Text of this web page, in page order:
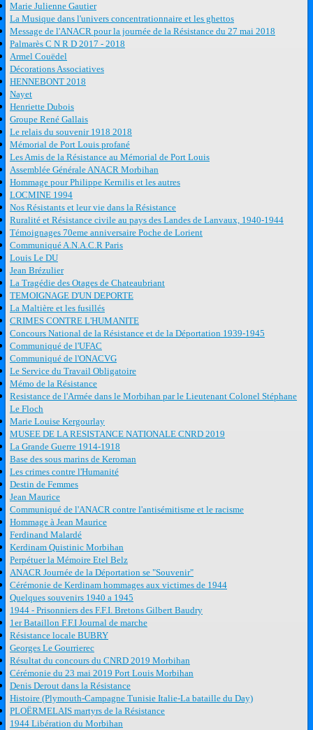
Marie Julienne Gautier
La Musique dans l'univers concentrationnaire et les ghettos
Message de l'ANACR pour la journée de la Résistance du 27 mai 2018
Palmarès C N R D 2017 - 2018
Armel Couëdel
Décorations Associatives
HENNEBONT 2018
Nayet
Henriette Dubois
Groupe René Gallais
Le relais du souvenir 1918 2018
Mémorial de Port Louis profané
Les Amis de la Résistance au Mémorial de Port Louis
Assemblée Générale ANACR Morbihan
Hommage pour Philippe Kernilis et les autres
LOCMINE 1994
Nos Résistants et leur vie dans la Résistance
Ruralité et Résistance civile au pays des Landes de Lanvaux, 1940-1944
Témoignages 70eme anniversaire Poche de Lorient
Communiqué A.N.A.C.R Paris
Louis Le DU
Jean Brézulier
La Tragédie des Otages de Chateaubriant
TEMOIGNAGE D'UN DEPORTE
La Maltière et les fusillés
CRIMES CONTRE L'HUMANITE
Concours National de la Résistance et de la Déportation 1939-1945
Communiqué de l'UFAC
Communiqué de l'ONACVG
Le Service du Travail Obligatoire
Mémo de la Résistance
Resistance de l'Armée dans le Morbihan par le Lieutenant Colonel Stéphane
Le Floch
Marie Louise Kergourlay
MUSEE DE LA RESISTANCE NATIONALE CNRD 2019
La Grande Guerre 1914-1918
Base des sous marins de Keroman
Les crimes contre l'Humanité
Destin de Femmes
Jean Maurice
Communiqué de l'ANACR contre l'antisémitisme et le racisme
Hommage à Jean Maurice
Ferdinand Malardé
Kerdinam Quistinic Morbihan
Perpétuer la Mémoire Etel Belz
ANACR Journée de la Déportation se "Souvenir"
Cérémonie de Kerdinam hommages aux victimes de 1944
Quelques souvenirs 1940 a 1945
1944 - Prisonniers des F.F.I. Bretons Gilbert Baudry
1er Bataillon F.F.I Journal de marche
Résistance locale BUBRY
Georges Le Gourrierec
Résultat du concours du CNRD 2019 Morbihan
Cérémonie du 23 mai 2019 Port Louis Morbihan
Denis Derout dans la Résistance
Histoire (Plymouth-Campagne Tunisie Italie-La bataille du Day)
PLOËRMELAIS martyrs de la Résistance
1944 Libération du Morbihan